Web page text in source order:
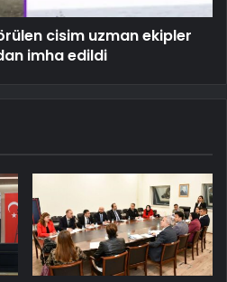
cisim uzman ekipler
imha edildi